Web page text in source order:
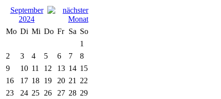
September
2024
Mo Di Mi Do Fr Sa So
1
2
3 4 5 6 7
8
9
10 11 12 13 14 15
16
17 18 19 20 21
22
23
24 25 26 27 28 29